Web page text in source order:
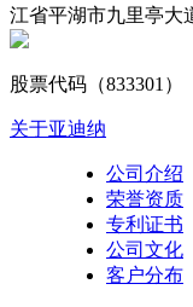
江省平湖市九里亭大
股票代码（833301）
关于亚迪纳
公司介绍
荣誉资质
专利证书
公司文化
客户分布